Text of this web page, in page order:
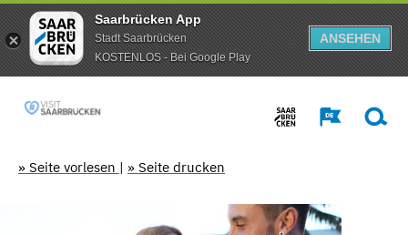
Saarbrücken App
Stadt Saarbrücken
KOSTENLOS - Bei Google Play
ANSEHEN
» Seite vorlesen | » Seite drucken